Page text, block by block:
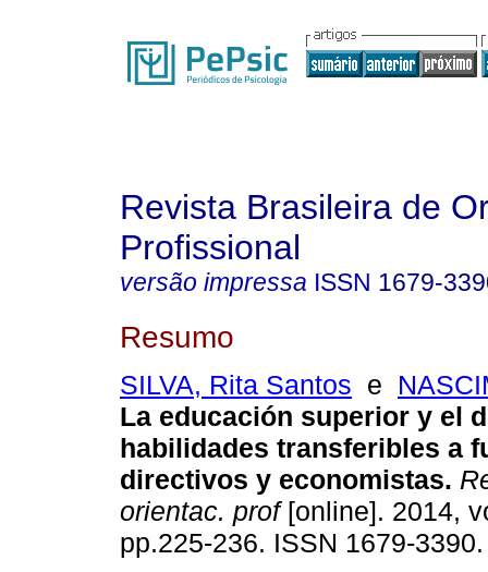
Revista Brasileira de
Profissional
versão impressa ISSN 1679-
Resumo
SILVA, Rita Santos e
La educación superior y el
habilidades transferibles a
directivos y economistas.
orientac. prof[online]. 2014,
pp.225-236. ISSN 1679-3390.